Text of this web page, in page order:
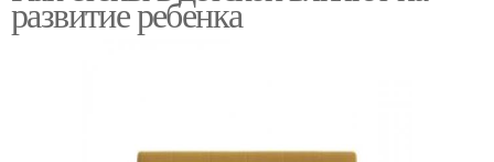
развитие ребенка